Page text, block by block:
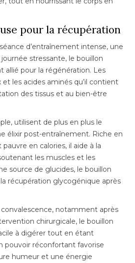
pour la récupération
d’entraînement intense, une
stressante, le bouillon
allié pour la régénération. Les
les acides aminés qu’il contient
des tissus et au bien-être
utilisent de plus en plus le
élixir post-entraînement. Riche en
en calories, il aide à la
les muscles et les
source de glucides, le bouillon
récupération glycogénique après
notamment après
chirurgicale, le bouillon
à digérer tout en étant
pouvoir réconfortant favorise
humeur et une énergie